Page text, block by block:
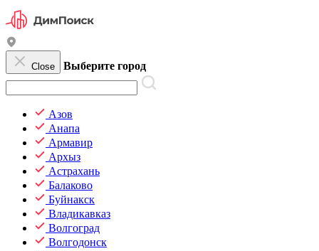
Close Выберите город
Азов
Анапа
Армавир
Архыз
Астрахань
Балаково
Буйнакск
Владикавказ
Волгоград
Волгодонск